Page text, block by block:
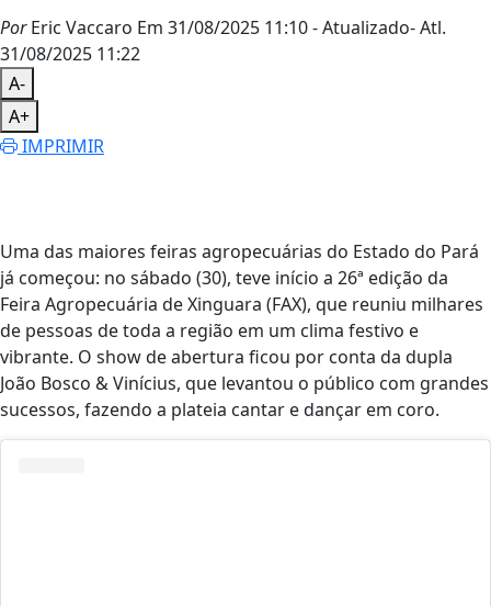
PorEric Vaccaro Em 31/08/2025 11:10- Atualizado- Atl.
31/08/2025 11:22
A-
A+
IMPRIMIR
Uma das maiores feiras agropecuárias do Estado do Pará
já começou: no sábado (30), teve início a 26ª edição da
Feira Agropecuária de Xinguara (FAX), que reuniu milhares
de pessoas de toda a região em um clima festivo e
vibrante. O show de abertura ficou por conta da dupla
João Bosco & Vinícius, que levantou o público com grandes
sucessos, fazendo a plateia cantar e dançar em coro.